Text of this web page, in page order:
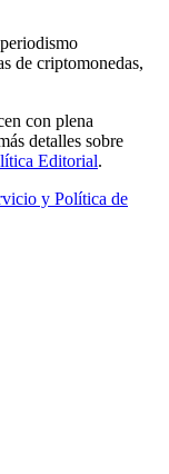
de criptomonedas,
con plena
detalles sobre
Editorial.
y Política de